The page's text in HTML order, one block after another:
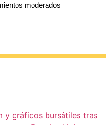
moderados